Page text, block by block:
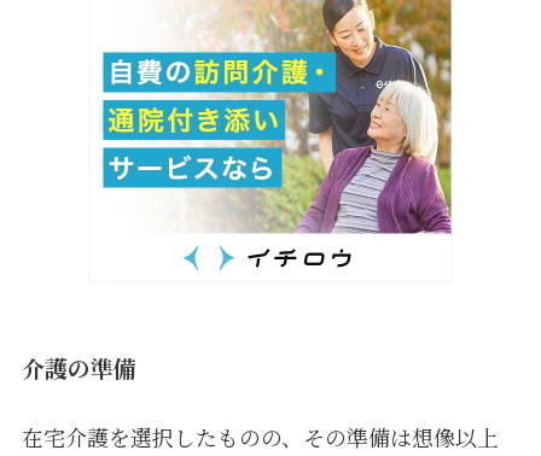
介護の準備
在宅介護を選択したものの、その準備は想像以上